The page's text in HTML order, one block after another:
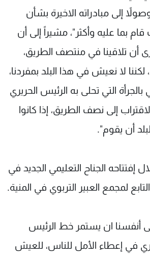
إلى مبادراته الاخيرة بشأن
قام بما عليه وأكثر"، مشيراً إلى أن
أن تلاقينا في منتصف الطريق،
لكننا لا نعيش في هذا البلد بمفردنا،
بالجرأة التي تحلى به الرئيس الحريري
إلى نصف الطريق، إذا كانوا
أن يقوم".
إفتتاحه الجناح التعليمي الجديد في
لمجمع العبير التربوي في المنية.
أنفسنا ان يستمر خط الرئيس
في إعطاء الأمل للناس، للعيش